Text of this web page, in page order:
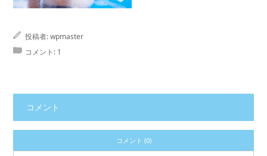
投稿者:wpmaster
コメント: 1
コメント
コメント (0)